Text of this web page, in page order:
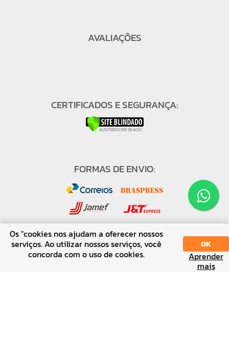
AVALIAÇÕES
CERTIFICADOS E SEGURANÇA:
FORMAS DE ENVIO:
FORMAS DE PAGAMENTO:
SORT DISPLAY
Os "cookies nos ajudam a oferecer nossos
serviços. Ao utilizar nossos serviços, você
concorda com o uso de cookies.
OK
Aprender
mais